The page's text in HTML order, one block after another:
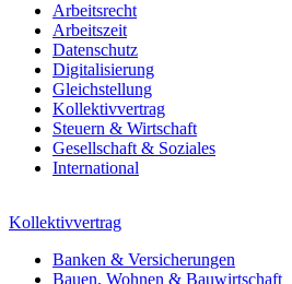
Arbeitsrecht
Arbeitszeit
Datenschutz
Digitalisierung
Gleichstellung
Kollektivvertrag
Steuern & Wirtschaft
Gesellschaft & Soziales
International
Kollektivvertrag
Banken & Versicherungen
Bauen, Wohnen & Bauwirtschaft